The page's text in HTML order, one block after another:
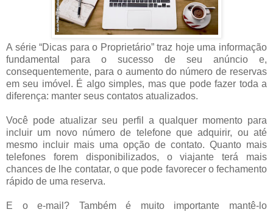
A série “Dicas para o Proprietário” traz hoje uma informação
fundamental para o sucesso de seu anúncio e,
consequentemente, para o aumento do número de reservas
em seu imóvel. É algo simples, mas que pode fazer toda a
diferença: manter seus contatos atualizados.
Você pode atualizar seu perfil a qualquer momento para
incluir um novo número de telefone que adquirir, ou até
mesmo incluir mais uma opção de contato. Quanto mais
telefones forem disponibilizados, o viajante terá mais
chances de lhe contatar, o que pode favorecer o fechamento
rápido de uma reserva.
E o e-mail? Também é muito importante mantê-lo